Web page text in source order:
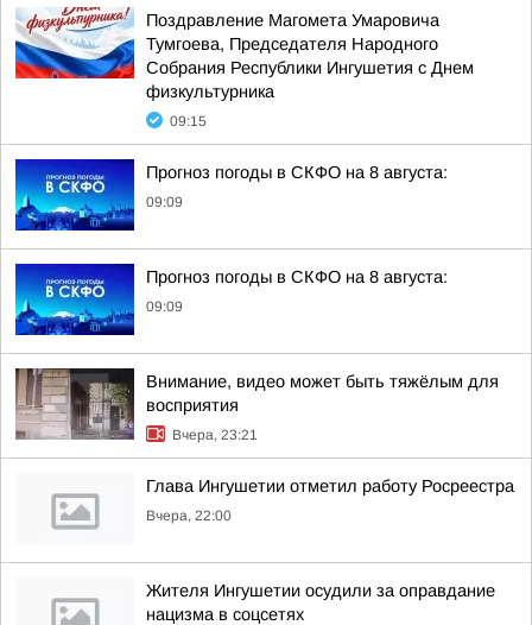
Поздравление Магомета Умаровича
Тумгоева, Председателя Народного
Собрания Республики Ингушетия с Днем
физкультурника
09:15
Прогноз погоды в СКФО на 8 августа:
09:09
Прогноз погоды в СКФО на 8 августа:
09:09
Внимание, видео может быть тяжёлым для
восприятия
Вчера, 23:21
Глава Ингушетии отметил работу Росреестра
Вчера, 22:00
Жителя Ингушетии осудили за оправдание
нацизма в соцсетях